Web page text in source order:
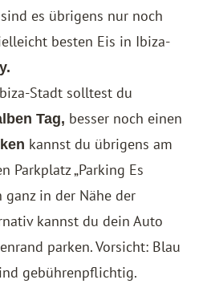
es übrigens nur noch
besten Eis in Ibiza-
Stadt solltest du
Tag, besser noch einen
kannst du übrigens am
Parkplatz „Parking Es
ganz in der Nähe der
kannst du dein Auto
parken. Vorsicht: Blau
gebührenpflichtig.